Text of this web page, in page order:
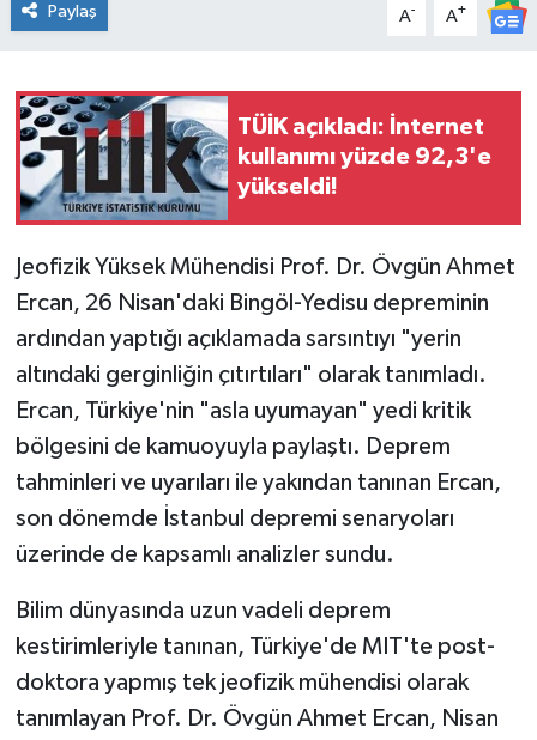
Paylaş A- A+
TÜİK açıkladı: İnternet
kullanımı yüzde 92,3'e
yükseldi!
Jeofizik Yüksek Mühendisi Prof. Dr. Övgün Ahmet
Ercan, 26 Nisan'daki Bingöl-Yedisu depreminin
ardından yaptığı açıklamada sarsıntıyı "yerin
altındaki gerginliğin çıtırtıları" olarak tanımladı.
Ercan, Türkiye'nin "asla uyumayan" yedi kritik
bölgesini de kamuoyuyla paylaştı. Deprem
tahminleri ve uyarıları ile yakından tanınan Ercan,
son dönemde İstanbul depremi senaryoları
üzerinde de kapsamlı analizler sundu.
Bilim dünyasında uzun vadeli deprem
kestirimleriyle tanınan, Türkiye'de MIT'te post-
doktora yapmış tek jeofizik mühendisi olarak
tanımlayan Prof. Dr. Övgün Ahmet Ercan, Nisan